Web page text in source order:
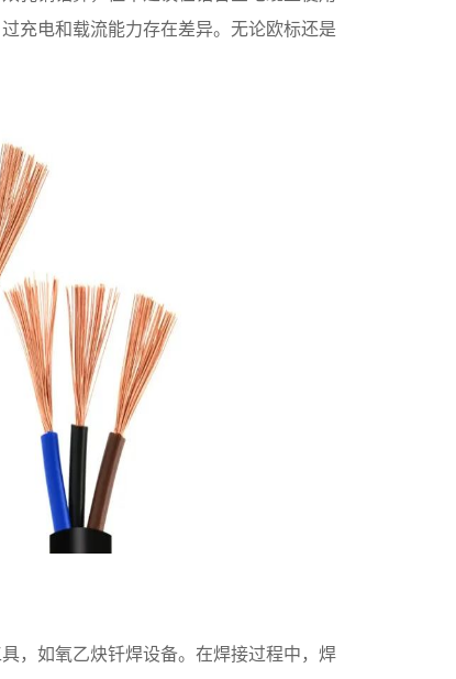
充电和载流能力存在差异。无论欧标还是
，如氧乙炔钎焊设备。在焊接过程中，焊